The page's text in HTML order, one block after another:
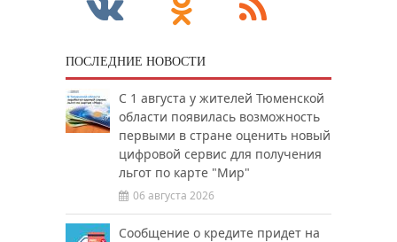
ПОСЛЕДНИЕ НОВОСТИ
С 1 августа у жителей Тюменской
области появилась возможность
первыми в стране оценить новый
цифровой сервис для получения
льгот по карте "Мир"
06 августа 2026
Сообщение о кредите придет на